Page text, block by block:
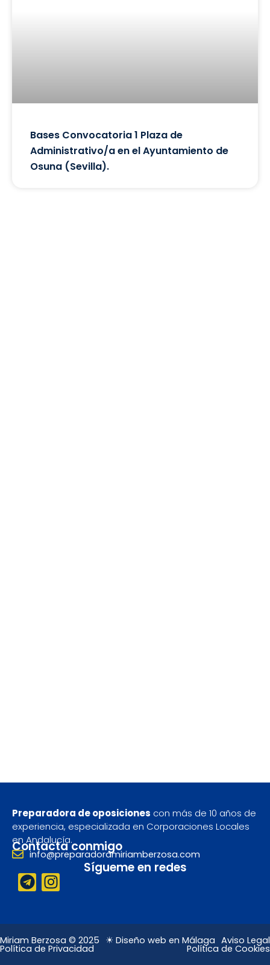
Bases Convocatoria 1 Plaza de
Administrativo/a en el Ayuntamiento de
Osuna (Sevilla).
Preparadora de oposiciones con más de 10 años de
experiencia, especializada en Corporaciones Locales
en Andalucía.
Contacta conmigo
info@preparadoramiriamberzosa.com
Sígueme en redes
T
e
e
g
r
I
n
t
a
g
Miriam Berzosa © 2025 ☀ Diseño web en Málaga Aviso Legal
Política de Privacidad Política de Cookies